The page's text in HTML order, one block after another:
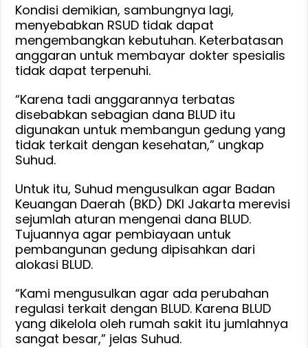
Kondisi demikian, sambungnya lagi,
menyebabkan RSUD tidak dapat
mengembangkan kebutuhan. Keterbatasan
anggaran untuk membayar dokter spesialis
tidak dapat terpenuhi.
“Karena tadi anggarannya terbatas
disebabkan sebagian dana BLUD itu
digunakan untuk membangun gedung yang
tidak terkait dengan kesehatan,” ungkap
Suhud.
Untuk itu, Suhud mengusulkan agar Badan
Keuangan Daerah (BKD) DKI Jakarta merevisi
sejumlah aturan mengenai dana BLUD.
Tujuannya agar pembiayaan untuk
pembangunan gedung dipisahkan dari
alokasi BLUD.
“Kami mengusulkan agar ada perubahan
regulasi terkait dengan BLUD. Karena BLUD
yang dikelola oleh rumah sakit itu jumlahnya
sangat besar,” jelas Suhud.